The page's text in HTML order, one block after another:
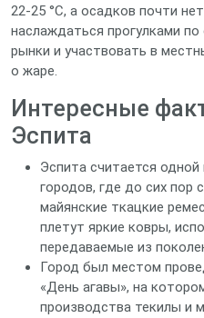
22‑25 °C, а осадков почти
наслаждаться прогулками
рынки и участвовать в
о жаре.
Интересные
Эспита
Эспита считается одной
городов, где до сих пор
майянские ткацкие
плетут яркие ковры,
передаваемые из
Город был местом
«День агавы», на
производства текилы и